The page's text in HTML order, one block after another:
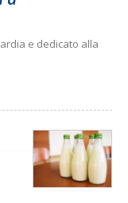
e dedicato alla